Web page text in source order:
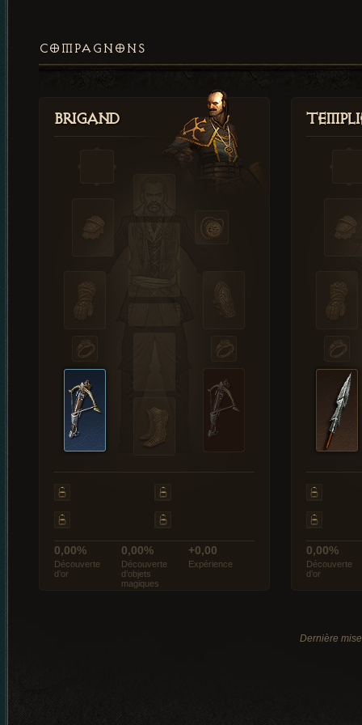
COMPAGNONS
Brigand
0,00%
Découverte
d’or
0,00%
Découverte
d’objets
magiques
+0,00
Expérience
0,00%
Découverte
d’or
Dernière